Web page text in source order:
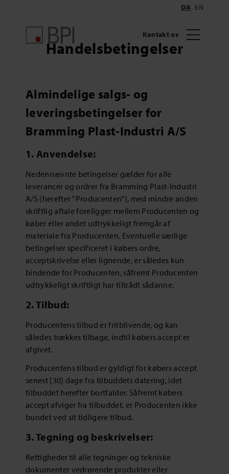
DA EN
Kontakt os
Handelsbetingelser
Almindelige salgs- og
leveringsbetingelser for
Bramming Plast-Industri A/S
1. Anvendelse:
Nedennævnte betingelser gælder for alle
leverancer og ordrer fra Bramming Plast-Industri
A/S (herefter ”Producenten”), med mindre anden
skriftlig aftale foreligger mellem Producenten og
køber eller andet udtrykkeligt fremgår af
materiale fra Producenten. Eventuelle særlige
betingelser specificeret i købers ordre,
acceptskrivelse eller lignende, er således kun
bindende for Producenten, såfremt Producenten
udtrykkeligt skriftligt har tiltrådt sådanne.
2. Tilbud:
Producentens tilbud er fritblivende, og kan
således trækkes tilbage, indtil købers accept er
afgivet.
Producentens tilbud er gyldigt for købers accept
senest [30] dage fra tilbuddets datering, idet
tilbuddet herefter bortfalder. Såfremt købers
accept afviger fra tilbuddet, er Producenten ikke
bundet ved sit tidligere tilbud.
3. Tegning og beskrivelser:
Rettigheder til alle tegninger og tekniske
dokumenter vedrørende produkter eller